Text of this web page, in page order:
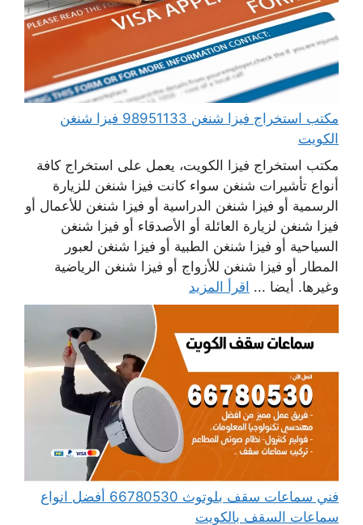
مكتب استخراج فيزا شنغن 98951133 فيزا شنغن
الكويت
مكتب استخراج فيزا الكويت، يعمل على استخراج كافة
أنواع تأشيرات شنغن سواء كانت فيزا شنغن للزيارة
الرسمية أو فيزا شنغن الدراسية أو فيزا شنغن للأعمال أو
فيزا شنغن لزيارة العائلة أو الأصدقاء أو فيزا شنغن
السياحية أو فيزا شنغن الطبية أو فيزا شنغن لعبور
المطار أو فيزا شنغن للأزواج أو فيزا شنغن الرياضية
وغيرها. أيضا ... اقرأ المزيد
فني سماعات سقف بلوتوث 66780530 أفضل انواع
سماعات السقف بالكويت